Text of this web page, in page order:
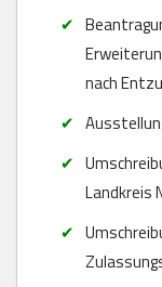
nach
Landkreis